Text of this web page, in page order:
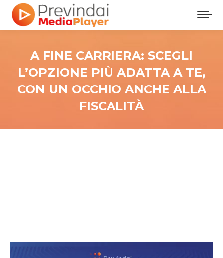
A FINE CARRIERA: SCEGLI
L’OPZIONE PIÙ ADATTA A TE,
CON UN OCCHIO ANCHE ALLA
FISCALITÀ